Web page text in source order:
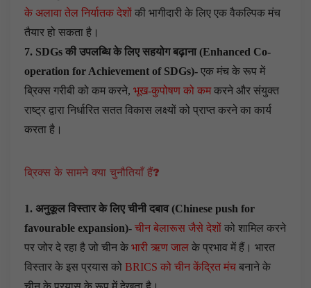
के अलावा तेल निर्यातक देशों की भागीदारी के लिए एक वैकल्पिक मंच
तैयार हो सकता है।
7. SDGs की उपलब्धि के लिए सहयोग बढ़ाना (Enhanced Co-
operation for Achievement of SDGs)- एक मंच के रूप में
ब्रिक्स गरीबी को कम करने, भूख-कुपोषण को कमकरने और संयुक्त
राष्ट्र द्वारा निर्धारित सतत विकास लक्ष्यों को प्राप्त करने का कार्य
करता है।
ब्रिक्स के सामने क्या चुनौतियाँ हैं?
1. अनुकूल विस्तार के लिए चीनी दबाव (Chinese push for
favourable expansion)- चीन बेलारूस जैसे देशों को शामिल करने
पर जोर दे रहा है जो चीन के भारी ऋण जाल के प्रभाव में हैं। भारत
विस्तार के इस प्रयास को BRICS को चीन केंद्रित मंच बनाने के